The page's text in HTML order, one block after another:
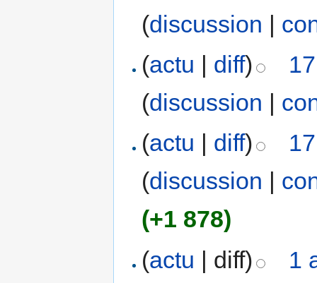
(discussion |
(actu | diff)
(discussion |
(actu diff)
(discussion
(+1 878)
(actu | diff)
1